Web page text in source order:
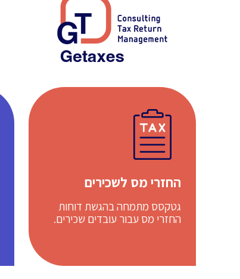
החזרי מס לשכירים
גטקסס מתמחה בהגשת דוחות
החזרי מס עבור עובדים שכירים.